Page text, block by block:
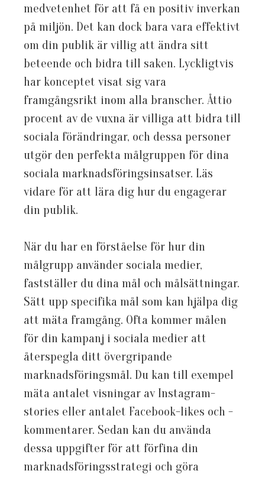
medvetenhet för att få en positiv inverkan
på miljön. Det kan dock bara vara effektivt
om din publik är villig att ändra sitt
beteende och bidra till saken. Lyckligtvis
har konceptet visat sig vara
framgångsrikt inom alla branscher. Åttio
procent av de vuxna är villiga att bidra till
sociala förändringar, och dessa personer
utgör den perfekta målgruppen för dina
sociala marknadsföringsinsatser. Läs
vidare för att lära dig hur du engagerar
din publik.
När du har en förståelse för hur din
målgrupp använder sociala medier,
fastställer du dina mål och målsättningar.
Sätt upp specifika mål som kan hjälpa dig
att mäta framgång. Ofta kommer målen
för din kampanj i sociala medier att
återspegla ditt övergripande
marknadsföringsmål. Du kan till exempel
mäta antalet visningar av Instagram-
stories eller antalet Facebook-likes och -
kommentarer. Sedan kan du använda
dessa uppgifter för att förfina din
marknadsföringsstrategi och göra